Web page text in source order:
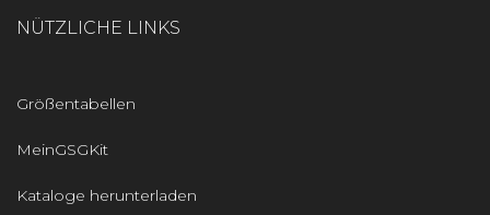
NÜTZLICHE LINKS
Größentabellen
MeinGSGKit
Kataloge herunterladen